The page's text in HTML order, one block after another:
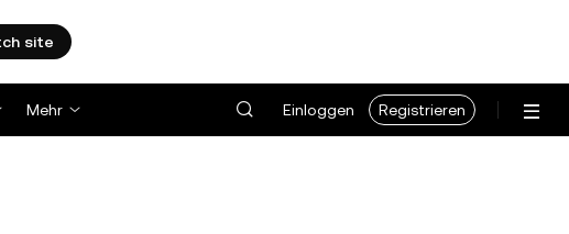
site
Mehr Einloggen Registrieren